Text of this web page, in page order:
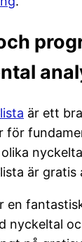
är ett
för
är gratis
en
nyckeltal